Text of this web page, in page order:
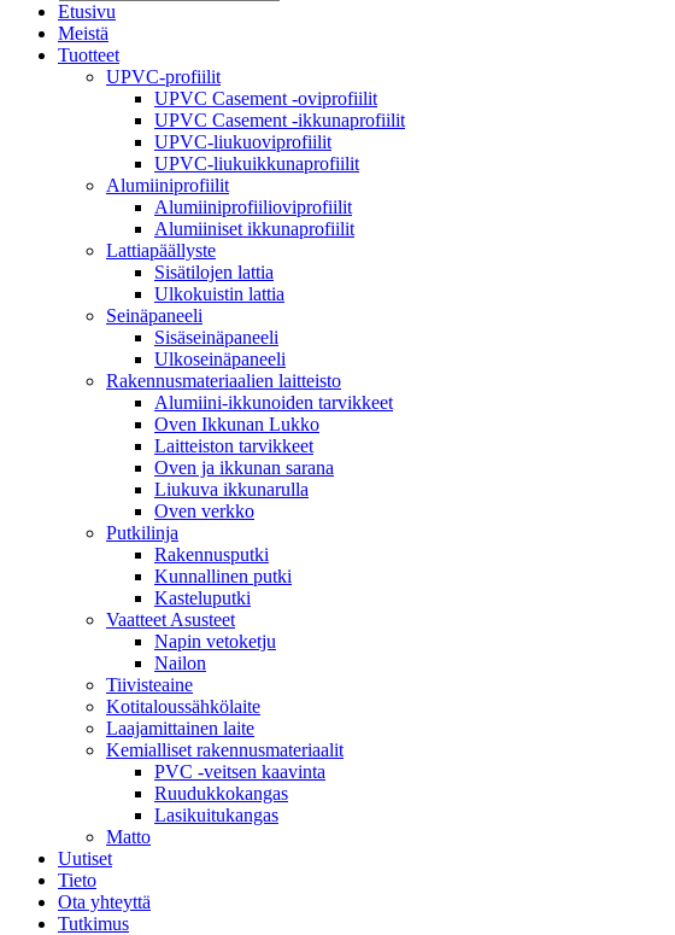
Etusivu
Meistä
Tuotteet
UPVC-profiilit
UPVC Casement -oviprofiilit
UPVC Casement -ikkunaprofiilit
UPVC-liukuoviprofiilit
UPVC-liukuikkunaprofiilit
Alumiiniprofiilit
Alumiiniprofiilioviprofiilit
Alumiiniset ikkunaprofiilit
Lattiapäällyste
Sisätilojen lattia
Ulkokuistin lattia
Seinäpaneeli
Sisäseinäpaneeli
Ulkoseinäpaneeli
Rakennusmateriaalien laitteisto
Alumiini-ikkunoiden tarvikkeet
Oven Ikkunan Lukko
Laitteiston tarvikkeet
Oven ja ikkunan sarana
Liukuva ikkunarulla
Oven verkko
Putkilinja
Rakennusputki
Kunnallinen putki
Kasteluputki
Vaatteet Asusteet
Napin vetoketju
Nailon
Tiivisteaine
Kotitaloussähkölaite
Laajamittainen laite
Kemialliset rakennusmateriaalit
PVC -veitsen kaavinta
Ruudukkokangas
Lasikuitukangas
Matto
Uutiset
Tieto
Ota yhteyttä
Tutkimus